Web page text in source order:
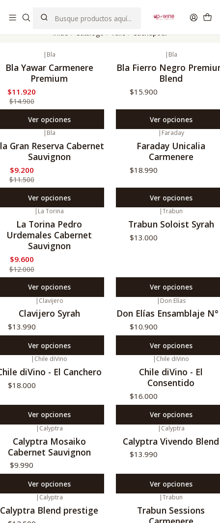
Inicio Catálogo Valle Cachapoal
| Bla
Bla Yawar Carmenere
Premium
$11.920
$14.900
Ver opciones
| Bla
Bla Fierro Negro
Blend
$15.900
Ver opciones
| Bla
Gran Reserva Cabernet
Sauvignon
$9.200
$11.500
Ver opciones
| Faraday
Faraday Unicalia
Carmenere
$18.990
Ver opciones
| La Torina
La Torina Pedro
Urdemales Cabernet
Sauvignon
$9.600
$12.000
Ver opciones
|Trabun
Trabun Soloist Syrah
$13.000
Ver opciones
| Clavijero
Clavijero Syrah
$13.990
Ver opciones
| Don Elías
Don Elías Ensamblaje
$10.900
Ver opciones
| Chile diVino
diVino - El Canchero
$18.000
Ver opciones
| Chile diVino
Chile diVino - El
Consentido
$16.000
Ver opciones
| Calyptra
Calyptra Mosaiko
Cabernet Sauvignon
$9.990
Ver opciones
| Calyptra
Calyptra Vivendo Blend
$13.990
Ver opciones
| Calyptra
Calyptra Blend prestige
|Trabun
Trabun Sessions